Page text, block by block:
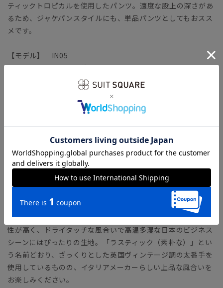
ティックトロピカルを使用したパンツ。適度な股上の深さがあ
るため、ジャケパンスタイルにも、単品パンツとしてもおスス
メです。
【モデル】 IN05
ヒザ幅～裾幅にかけて絶妙な美ラインで絞り込んだ、細身のテ
ーパードパンツ。ロングセラーのクラシックモデルで、正統派
ジャケットとも好相性。ヒップ周りの適度なゆとりで動きやす
ーレ・バルべリス・カノニコ）
1936年イタリア・ビエラ地区にて創業の、イタリアを代表する
生地ブランド。糸の紡績から生地までを一貫して生産すること
により、高品質で優れたコストパフォーマンスを実現していま
カノニコ社が特別に交配して生まれた“21マイクロンウール”を
使用した「ラスティックトロピカル」を使用。防シワ性・通気
性が高く、ドライタッチな風合いで高温多湿な日本のビジネス
シーンにはぴったりの生地。「ラスティック（素朴な）」とい
う名前どおり、ざっくりとした英国ヴィンテージ調の太番手を
使用しているものの、イタリアメーカーらしい上品な風合いを
お楽しみください。